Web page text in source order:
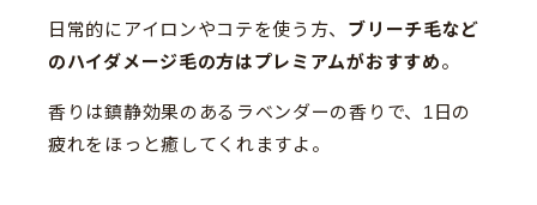
日常的にアイロンやコテを使う方、 ブリーチ毛など
のハイダメージ毛の方はプレミアムがおすすめ。
香りは鎮静効果のあるラベンダーの香りで、1日の
疲れをほっと癒してくれますよ。